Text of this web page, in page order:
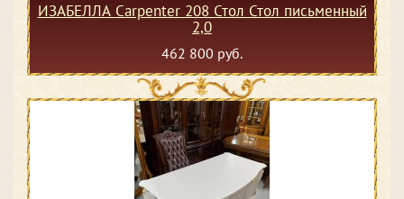
ИЗАБЕЛЛА Сarpenter 208 Стол Стол письменный
2,0
462 800 руб.